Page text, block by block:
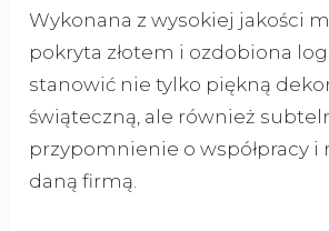
Wykonana z wysokiej jakości
pokryta złotem i ozdobiona
stanowić nie tylko piękną
świąteczną, ale również
przypomnienie o współpracy i
daną firmą.